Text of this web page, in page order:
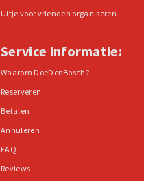
Uitje voor vrienden organiseren
Service informatie:
Waarom DoeDenBosch?
Reserveren
Betalen
Annuleren
FAQ
Reviews